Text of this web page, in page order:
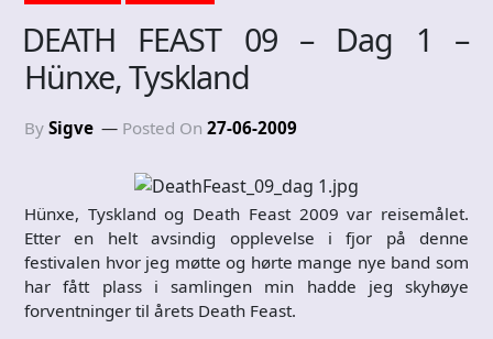
DEATH FEAST 09 – Dag 1 –
Hünxe, Tyskland
By Sigve Posted On 27-06-2009
Hünxe, Tyskland og Death Feast 2009 var reisemålet.
Etter en helt avsindig opplevelse i fjor på denne
festivalen hvor jeg møtte og hørte mange nye band som
har fått plass i samlingen min hadde jeg skyhøye
forventninger til årets Death Feast.